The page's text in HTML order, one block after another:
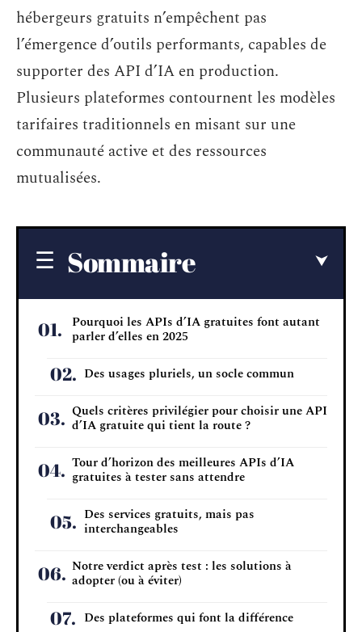
hébergeurs gratuits n’empêchent pas
l’émergence d’outils performants, capables de
supporter des API d’IA en production.
Plusieurs plateformes contournent les modèles
tarifaires traditionnels en misant sur une
communauté active et des ressources
mutualisées.
Sommaire
Pourquoi les APIs d’IA gratuites font autant
parler d’elles en 2025
Des usages pluriels, un socle commun
Quels critères privilégier pour choisir une API
d’IA gratuite qui tient la route ?
Tour d’horizon des meilleures APIs d’IA
gratuites à tester sans attendre
Des services gratuits, mais pas
interchangeables
Notre verdict après test : les solutions à
adopter (ou à éviter)
Des plateformes qui font la différence